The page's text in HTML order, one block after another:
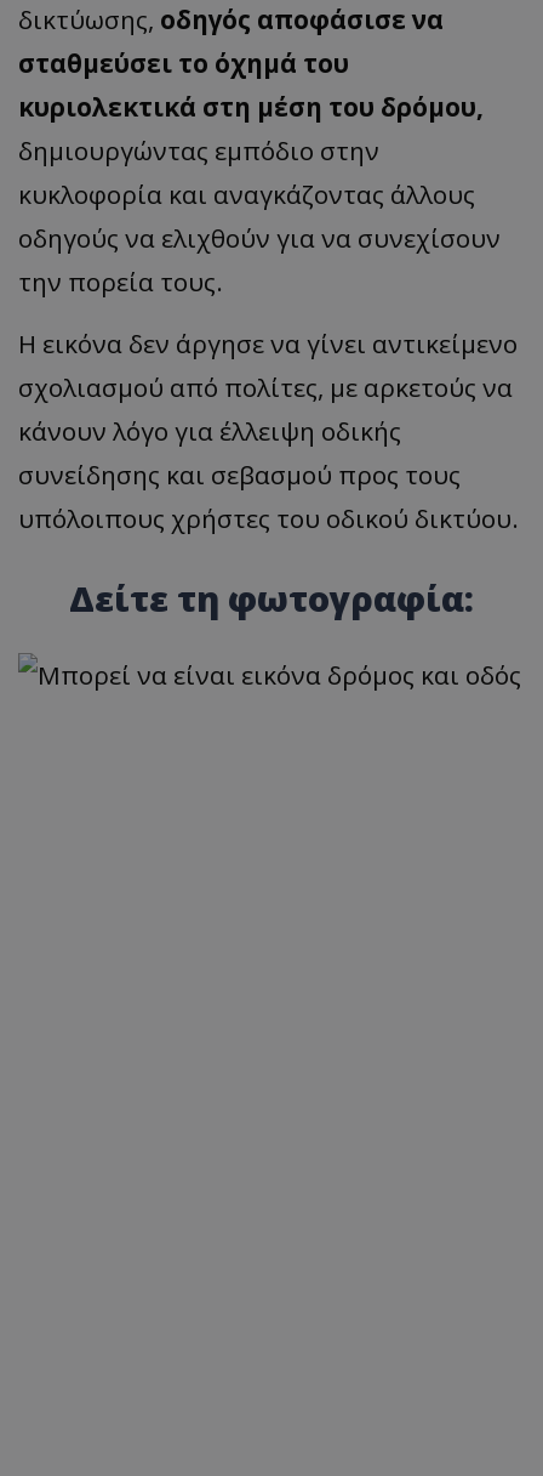
δικτύωσης, οδηγός αποφάσισε να
σταθμεύσει το όχημά του
κυριολεκτικά στη μέση του δρόμου,
δημιουργώντας εμπόδιο στην
κυκλοφορία και αναγκάζοντας άλλους
οδηγούς να ελιχθούν για να συνεχίσουν
την πορεία τους.
Η εικόνα δεν άργησε να γίνει αντικείμενο
σχολιασμού από πολίτες, με αρκετούς να
κάνουν λόγο για έλλειψη οδικής
συνείδησης και σεβασμού προς τους
υπόλοιπους χρήστες του οδικού δικτύου.
Δείτε τη φωτογραφία: